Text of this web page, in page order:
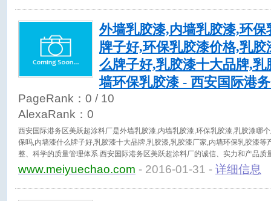
外墙乳胶漆,内墙乳胶漆,环
牌子好,环保乳胶漆价格,乳
么牌子好,乳胶漆十大品牌,
墙环保乳胶漆 - 西安国际港
PageRank： 0 / 10
AlexaRank： 0
西安国际港务区美跃超涂料厂是外墙乳胶漆,内墙乳胶漆,环保乳胶漆,乳胶漆哪
保吗,内墙漆什么牌子好,乳胶漆十大品牌,乳胶漆,乳胶漆厂家,内墙环保乳胶漆等
整、科学的质量管理体系.西安国际港务区美跃超涂料厂的诚信、实力和产品质
临参观、指导和业务洽谈.咨询热线：18710912333
www.meiyuechao.com - 2016-01-31 - 详细信息